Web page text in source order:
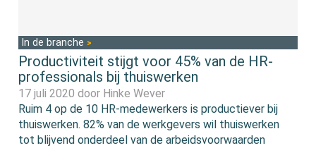
In de branche
Productiviteit stijgt voor 45% van de HR-
professionals bij thuiswerken
17 juli 2020 door Hinke Wever
Ruim 4 op de 10 HR-medewerkers is productiever bij
thuiswerken. 82% van de werkgevers wil thuiswerken
tot blijvend onderdeel van de arbeidsvoorwaarden